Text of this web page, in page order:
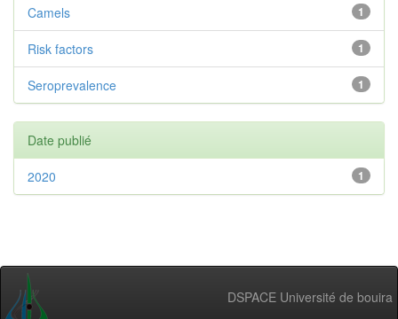
1
Camels
1
Risk factors
1
Seroprevalence
Date publié
1
2020
DSPACE Université de bouira